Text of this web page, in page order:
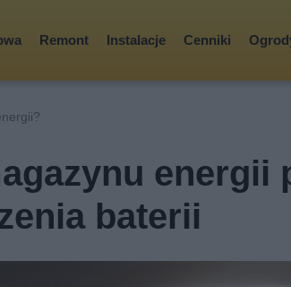
Remont Instalacje Cenniki
energii
baterii